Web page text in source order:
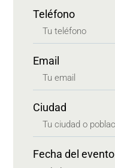
Teléfono
Email
Ciudad
Fecha del evento